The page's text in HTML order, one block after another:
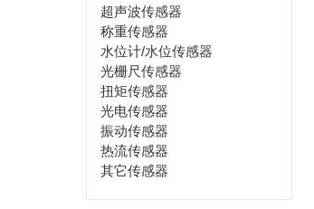
超声波传感器
称重传感器
水位计/水位传感器
光栅尺传感器
扭矩传感器
光电传感器
振动传感器
热流传感器
其它传感器